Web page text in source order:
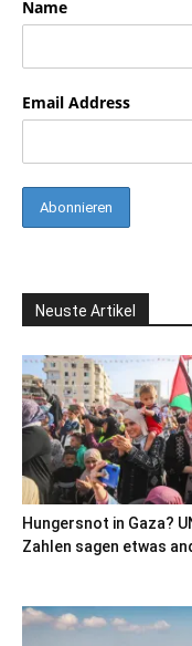
Name
Email Address
Neuste Artikel
Hungersnot in Gaza?
Zahlen sagen etwas